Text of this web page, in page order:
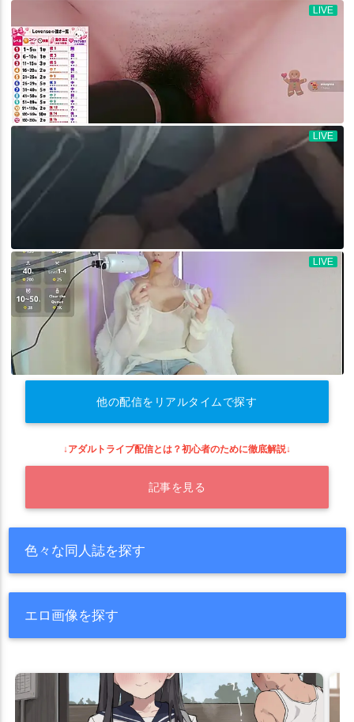
他の配信をリアルタイムで探す
↓アダルトライブ配信とは？初心者のために徹底解説↓
記事を見る
色々な同人誌を探す
エロ画像を探す